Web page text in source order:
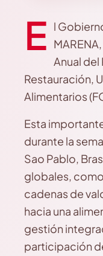
E l
Anual
Restauración,
Alimentarios
Esta
durante la
Sao Pablo,
globales,
cadenas de
hacia una
gestión
participación